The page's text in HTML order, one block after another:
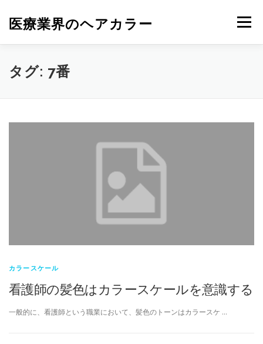
医療業界のヘアカラー メニュー
タグ: 7番
カラースケール
看護師の髪色はカラースケールを意識する
一般的に、看護師という職業において、髪色のトーンはカラースケ …